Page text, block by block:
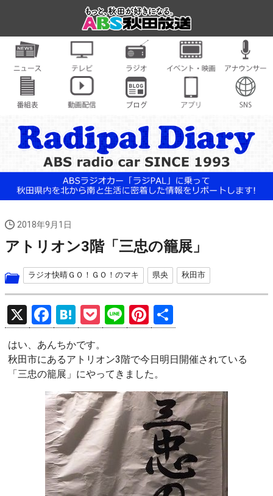
2018年9月1日
アトリオン3階「三忠の籠展」
ラジオ快晴ＧＯ！ＧＯ！のマキ 県央 秋田市
X
F
a
ce
b
o
o
k
H
at
e
n
a
P
o
ck
et
Li
n
e
Pi
nt
er
es
t
有
はい、あんちかです。
秋田市にあるアトリオン3階で今日明日開催されている
「三忠の籠展」にやってきました。